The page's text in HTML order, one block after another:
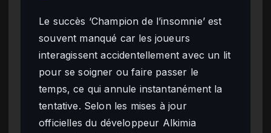
Le succès ‘Champion de l’insomnie’ est
souvent manqué car les joueurs
interagissent accidentellement avec un lit
pour se soigner ou faire passer le
temps, ce qui annule instantanément la
tentative. Selon les mises à jour
officielles du développeur Alkimia